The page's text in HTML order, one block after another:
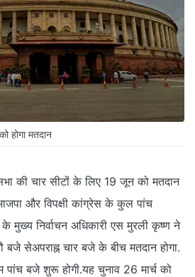
होगा मतदान
की चार सीटों के लिए 19 जून को मतदान
और विपक्षी कांग्रेस के कुल पांच
के मुख्य निर्वाचन अधिकारी एस मुरली कृष्ण ने
सेअपराह्न चार बजे के बीच मतदान होगा.
पांच बजे शुरू होगी.यह चुनाव 26 मार्च को